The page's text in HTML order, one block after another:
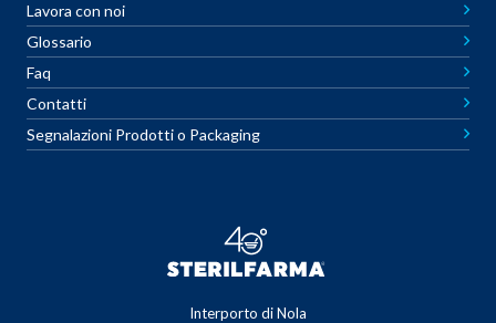
Lavora con noi
Glossario
Faq
Contatti
Segnalazioni Prodotti o Packaging
Interporto di Nola